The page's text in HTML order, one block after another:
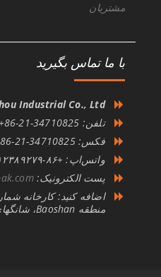
مشتریان
با ما تماس بگیرید
Industrial Co., Ltd.
تلفن: 34710825-21-86+
فکس: 34710825-21-86+
واتس‌اپ: +۸۶-۱۸۹۱۲۳۸۹۲۷۹
پست الکترونیک:
منطقه Baoshan، شانگهای، چین.